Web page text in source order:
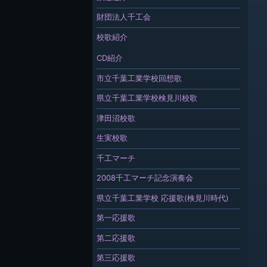
財団法人千工会
校歌紹介
CD紹介
市立千葉工業学校回想歌
県立千葉工業学校検見川校歌
津田沼校歌
生実校歌
千工マーチ
2008千工マーチ記念演奏会
県立千葉工業学校 応援歌(検見川時代)
第一応援歌
第二応援歌
第三応援歌